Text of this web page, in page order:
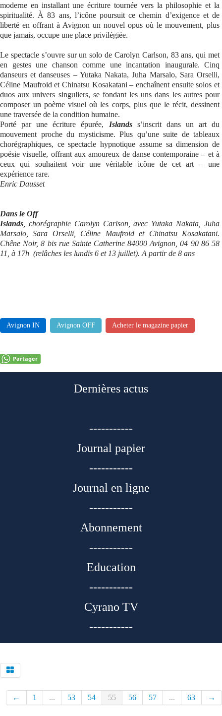
moderne en installant une écriture tournée vers la philosophie et la
spiritualité. À 83 ans, l’icône poursuit ce chemin d’exigence et de
liberté en offrant à Avignon un nouvel opus où le mouvement, plus
que jamais, occupe une place privilégiée.
Le spectacle s’ouvre sur un solo de Carolyn Carlson, 83 ans, qui met
en gestes une chanson comme une incantation inaugurale. Cinq
danseurs et danseuses – Yutaka Nakata, Juha Marsalo, Sara Orselli,
Céline Maufroid et Chinatsu Kosakatani – enchaînent ensuite solos et
duos aux univers singuliers, se fondant les uns dans les autres pour
composer un poème visuel où les corps, plus que le récit, dessinent
une traversée de la condition humaine.
Porté par une écriture épurée, Islandss’inscrit dans un art du
mouvement proche du mysticisme. Plus qu’une suite de tableaux
chorégraphiques, ce spectacle hypnotique assume sa dimension de
poésie visuelle, offrant aux amoureux de danse contemporaine – et à
ceux qui souhaitent voir une véritable icône de cet art – une
expérience rare.
Enric Dausset
Dans le Off
Islands
chorégraphie Carolyn Carlson, avec Yutaka Nakata, Juha
Marsalo, Sara Orselli, Céline Maufroid et Chinatsu Kosakatani.
Chêne Noir, 8 bis rue Sainte Catherine 84000 Avignon, 04 90 86 58
11, à 17h (relâches les lundis 6 et 13 juillet). A partir de 8 ans
Avignon IN Avignon OFF Acheter le magazine papier
Partager
Dernières actus
-----------
Journal papier
-----------
Journal en ligne
-----------
Abonnement
-----------
Education
-----------
Cyrano TV
-----------
← 1 ... 53 54 55 56 57 ... 63 →